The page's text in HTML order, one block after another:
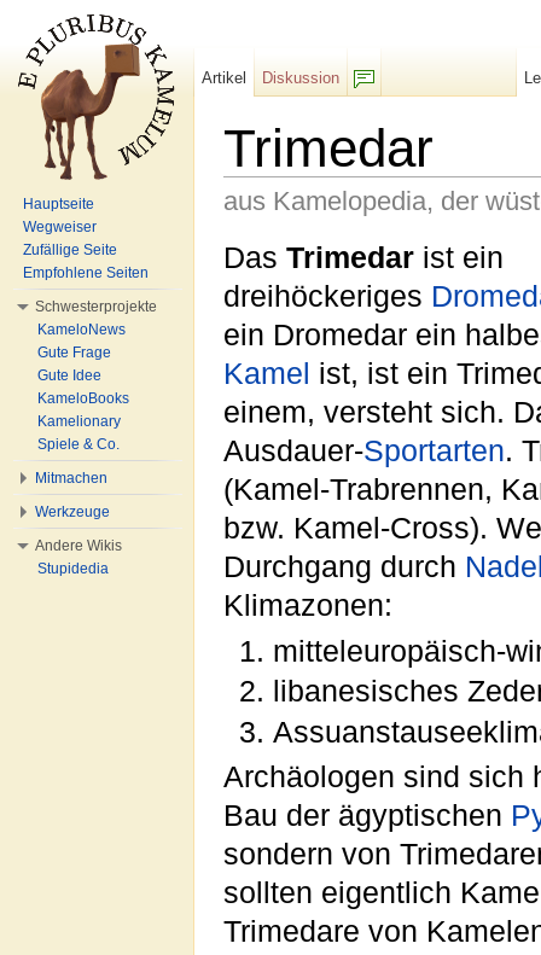
Trimedar
aus Kamelopedia, der
Das Trimedar ist ein
dreihöckeriges
ein Dromedar ein
Kamel ist, ist ein
einem, versteht sich.
Ausdauer-Sportarten.
(Kamel-Trabrennen,
bzw. Kamel-Cross).
Durchgang durch
Klimazonen:
mitteleuropäisch-
libanesisches
Archäologen sind sich
Bau der ägyptischen
sondern von
sollten eigentlich
Trimedare von
Artikel
Diskussion
Hauptseite
Wegweiser
Zufällige Seite
Empfohlene Seiten
Schwesterprojekte
KameloNews
Gute Frage
Gute Idee
KameloBooks
Kamelionary
Spiele & Co.
Mitmachen
Werkzeuge
Andere Wikis
Stupidedia